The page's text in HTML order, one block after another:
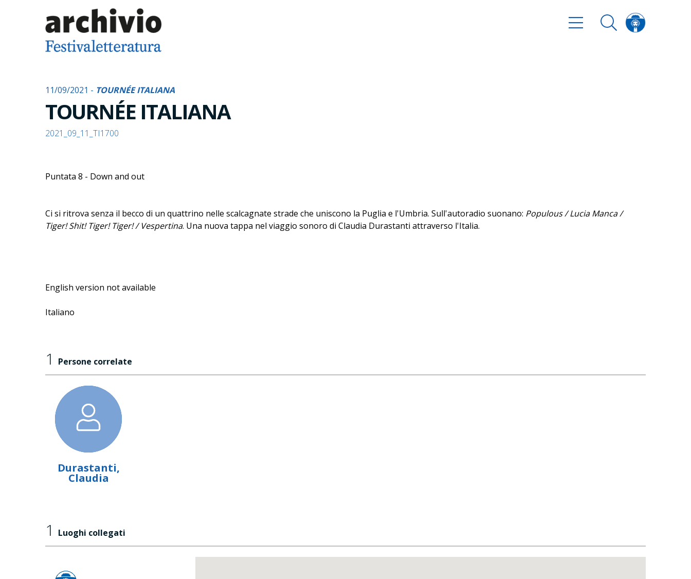
11/09/2021 - TOURNÉE ITALIANA
TOURNÉE ITALIANA
2021_09_11_TI1700
Puntata 8 - Down and out
Ci si ritrova senza il becco di un quattrino nelle scalcagnate strade che uniscono la Puglia e l'Umbria. Sull'autoradio suonano: Populous / Lucia Manca /
Tiger! Shit! Tiger! Tiger! / Vespertina. Una nuova tappa nel viaggio sonoro di Claudia Durastanti attraverso l'Italia.
English version not available
Italiano
1 Persone correlate
Durastanti,
Claudia
1 Luoghi collegati